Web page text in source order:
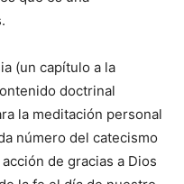
(un capítulo a la
doctrinal
la meditación personal
número del catecismo
de gracias a Dios